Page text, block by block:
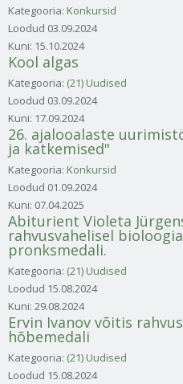
Kategooria: Konkursid
Loodud 03.09.2024
Kuni: 15.10.2024
Kool algas
Kategooria: (21) Uudised
Loodud 03.09.2024
Kuni: 17.09.2024
26. ajalooalaste
ja katkemised"
Kategooria: Konkursid
Loodud 01.09.2024
Kuni: 07.04.2025
Abiturient Violeta
rahvusvahelisel
pronksmedali.
Kategooria: (21) Uudised
Loodud 15.08.2024
Kuni: 29.08.2024
Ervin Ivanov võitis
hõbemedali
Kategooria: (21) Uudised
Loodud 15.08.2024